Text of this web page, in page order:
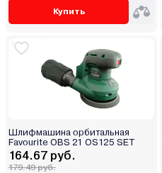
Купить
Шлифмашина орбитальная
Favourite OBS 21 OS125 SET
164.67 руб.
179.49 руб.